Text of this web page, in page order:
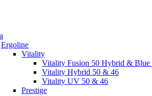
Ergoline
Vitality
Vitality Fusion 50 Hybrid &
Vitality Hybrid 50 & 46
Vitality UV 50 & 46
Prestige